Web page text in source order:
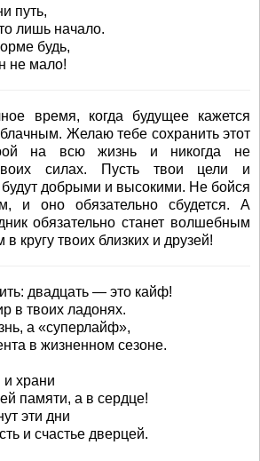
путь,
лишь начало.
будь,
не мало!
время, когда будущее кажется
Желаю тебе сохранить этот
на всю жизнь и никогда не
силах. Пусть твои цели и
будут добрыми и высокими. Не бойся
и оно обязательно сбудется. А
обязательно станет волшебным
кругу твоих близких и друзей!
двадцать — это кайф!
в твоих ладонях.
а «суперлайф»,
в жизненном сезоне.
храни
памяти, а в сердце!
эти дни
и счастье дверцей.